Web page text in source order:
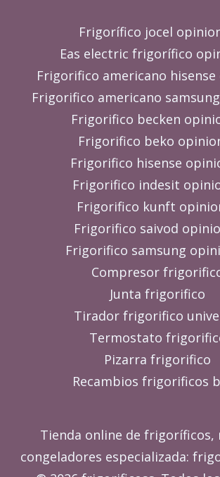
Frigorífico jocel
Eas electric frigorífico
Frigorifico americano
Frigorifico americano
Frigorifico becken
Frigorifico beko
Frigorifico hisense
Frigorifico indesit
Frigorifico kunft
Frigorifico saivod
Frigorifico samsung
Compresor
Junta frigorifico
Tirador frigorifico
Termostato
Pizarra frigorifico
Recambios frigorificos
Tienda online de frigoríficos,
congeladores especializada: